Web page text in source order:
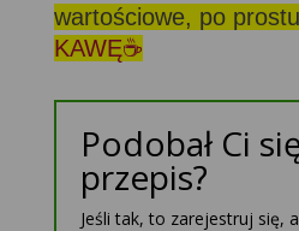
wartościowe, po prostu
KAWĘ☕
Podobał Ci
przepis?
Jeśli tak, to zarejestruj się,